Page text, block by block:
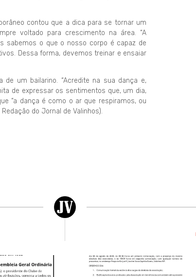
contou que a dica para se tornar um
voltado para crescimento na área. “A
sabemos o que o nosso corpo é capaz de
Dessa forma, devemos treinar e ensaiar
um bailarino. “Acredite na sua dança e,
de expressar os sentimentos que, um dia,
“a dança é como o ar que respiramos, ou
do Jornal de Valinhos).